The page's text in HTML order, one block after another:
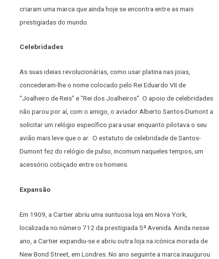
criaram uma marca que ainda hoje se encontra entre as mais
prestigiadas do mundo.
Celebridades
As suas ideias revolucionárias, como usar platina nas joias,
concederam-lhe o nome colocado pelo Rei Eduardo VII de
“Joalheiro de Reis” e “Rei dos Joalheiros”. O apoio de celebridades
não parou por aí, com o amigo, o aviador Alberto Santos-Dumont a
solicitar um relógio específico para usar enquanto pilotava o seu
avião mais leve que o ar. O estatuto de celebridade de Santos-
Dumont fez do relógio de pulso, incomum naqueles tempos, um
acessório cobiçado entre os homens.
Expansão
Em 1909, a Cartier abriu uma suntuosa loja em Nova York,
localizada no número 712 da prestigiada 5ª Avenida. Ainda nesse
ano, a Cartier expandiu-se e abriu outra loja na icónica morada de
New Bond Street, em Londres. No ano seguinte a marca inaugurou